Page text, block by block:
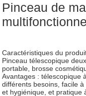
Pinceau de
Caractéristiques du
Pinceau télescopique
portable, brosse
Avantages : télescopique
différents besoins, facile
et hygiénique, et pratique